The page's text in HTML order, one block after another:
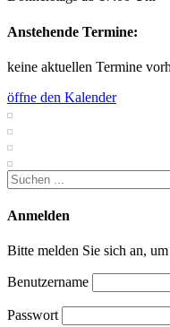
Anstehende Termine:
keine aktuellen Termine
öffne den Kalender
Suchen
nach:
Anmelden
Bitte melden Sie sich an,
Benutzername
Passwort